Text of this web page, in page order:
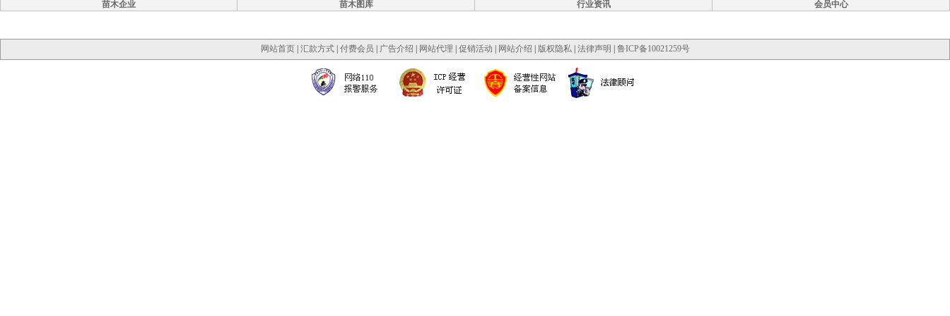
苗木企业 苗木图库 行业资讯 会员中心
网站首页| 汇款方式| 付费会员 广告介绍 网站代理 促销活动 网站介绍 版权隐私| 法律声明 鲁ICP备10021259号